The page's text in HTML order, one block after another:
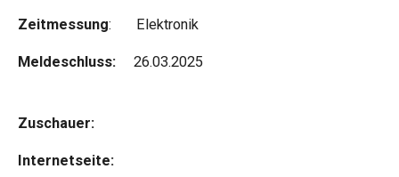
Zeitmessung: Elektronik
Meldeschluss: 26.03.2025
Zuschauer:
Internetseite: